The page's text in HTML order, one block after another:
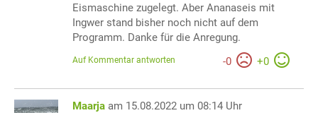
Eismaschine zugelegt. Aber Ananaseis mit
Ingwer stand bisher noch nicht auf dem
Programm. Danke für die Anregung.
-0 +0
Auf Kommentar antworten
Maarja am 15.08.2022 um 08:14 Uhr